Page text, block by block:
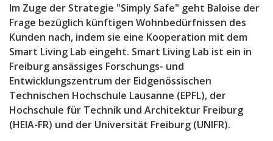
Im Zuge der Strategie "Simply Safe" geht Baloise der
Frage bezüglich künftigen Wohnbedürfnissen des
Kunden nach, indem sie eine Kooperation mit dem
Smart Living Lab eingeht. Smart Living Lab ist ein in
Freiburg ansässiges Forschungs- und
Entwicklungszentrum der Eidgenössischen
Technischen Hochschule Lausanne (EPFL), der
Hochschule für Technik und Architektur Freiburg
(HEIA-FR) und der Universität Freiburg (UNIFR).